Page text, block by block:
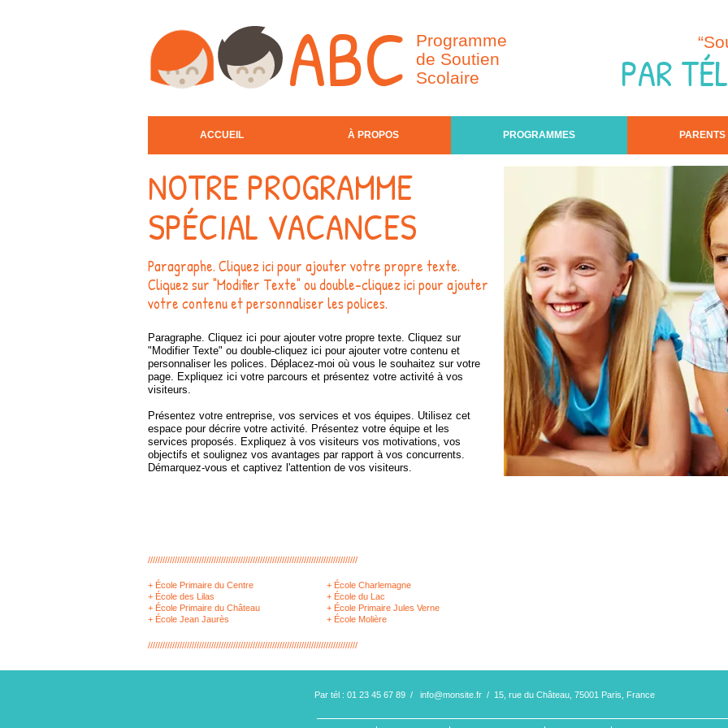
ABC PAR
Programme
de Soutien
Scolaire
ACCUEIL À PROPOS PROGRAMMES PARENTS
NOTRE PROGRAMME
SPÉCIAL VACANCES
Paragraphe. Cliquez ici pour ajouter votre propre texte.
Cliquez sur "Modifier Texte" ou double-cliquez ici pour ajouter
votre contenu et personnaliser les polices.
Paragraphe. Cliquez ici pour ajouter votre propre texte. Cliquez sur
"Modifier Texte" ou double-cliquez ici pour ajouter votre contenu et
personnaliser les polices. Déplacez-moi où vous le souhaitez sur votre
page. Expliquez ici votre parcours et présentez votre activité à vos
visiteurs.
Présentez votre entreprise, vos services et vos équipes. Utilisez cet
espace pour décrire votre activité. Présentez votre équipe et les
services proposés. Expliquez à vos visiteurs vos motivations, vos
objectifs et soulignez vos avantages par rapport à vos concurrents.
Démarquez-vous et captivez l'attention de vos visiteurs.
//////////////////////////////////////////////////////////////////////////////////////
+ École Primaire du Centre
+ École des Lilas
+ École Primaire du Château
+ École Jean Jaurès
+ École Charlemagne
+ École du Lac
+ École Primaire Jules Verne
+ École Molière
//////////////////////////////////////////////////////////////////////////////////////
Par tél : 01 23 45 67 89 / info@monsite.fr / 15, rue du Château, 75001 Paris, France